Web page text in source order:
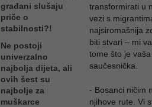
građani slušaju
priče o
stabilnosti?!
Ne postoji
univerzalno
najbolja dijeta, ali
ovih šest su
najbolje za
muškarce
transformirati u
vezi s
najsiromašnija
biti stvari – mi
tome što je
saučesnička.
- Bosanci ničim
njihove rute. Vi